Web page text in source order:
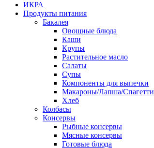
ИКРА
Продукты питания
Бакалея
Овощные блюда
Каши
Крупы
Растительное масло
Салаты
Супы
Компоненты для выпечки
Макароны/Лапша/Спагетти
Хлеб
Колбасы
Консервы
Рыбные консервы
Мясные консервы
Готовые блюда